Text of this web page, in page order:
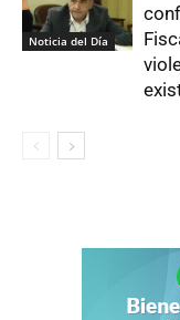
Noticia del Día